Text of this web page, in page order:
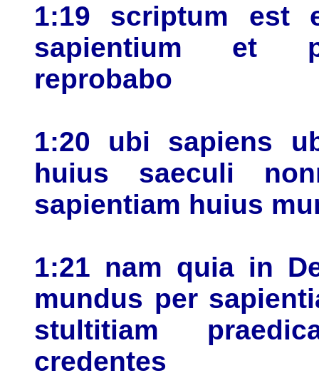
1:19 scriptum est
sapientium et
reprobabo
1:20 ubi sapiens
huius saeculi
sapientiam huius
1:21 nam quia in
mundus per
stultitiam
credentes